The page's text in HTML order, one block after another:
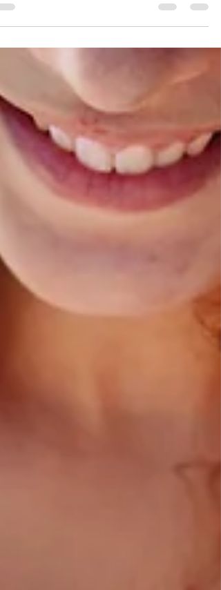
המנגו הוא קודם כל פרי טעים במיוחד, שקשה מאד לא
לאהוב .הוא נוטף צוף של מתיקות אבל מעבר לטעם